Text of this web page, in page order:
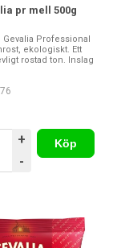
pr mell 500g
Professional
ekologiskt. Ett
rostad ton. Inslag
+
-
Köp